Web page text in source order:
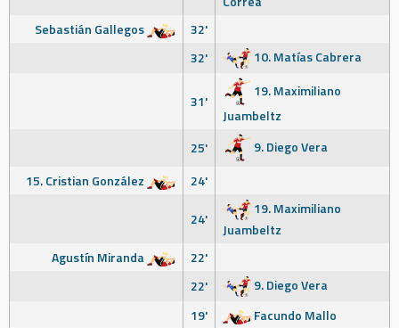
Sebastián Gallegos
32'
32'
10. Matías Cabrera
31'
19. Maximiliano
Juambeltz
25'
9. Diego Vera
15. Cristian González
24'
24'
19. Maximiliano
Juambeltz
Agustín Miranda
22'
22'
9. Diego Vera
19'
Facundo Mallo